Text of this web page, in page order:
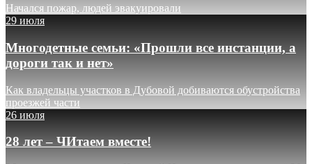
Начался пожар, людей эвакуировали
29 июля
Многодетные семьи: «Прошли все инстанции, а
дороги так и нет»
Как владельцы участков в Дубовой добиваются обустройства
проезжей части
26 июля
28 лет – ЧИтаем вместе!